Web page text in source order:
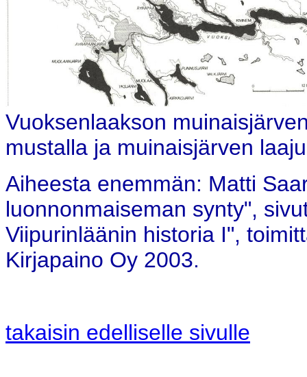
Vuoksenlaakson
mustalla ja muinaisjärven
Aiheesta enemmän: Matti
luonnonmaiseman synty",
Viipurinläänin historia I",
Kirjapaino Oy 2003.
takaisin edelliselle sivulle